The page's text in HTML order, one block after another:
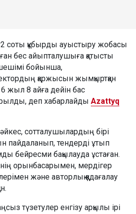
соты құбырды ауыстыру жобасы
бес айыпталушыға қатысты
бойынша,
қаржысын жымқыртқан
жыл 8 айға дейін бас
деп хабарлайды Azattyq
сотталушылардың бірі
пайдаланып, тендерді ұтып
бейресми бақылауда ұстаған.
орынбасарымен, мердігер
және авторлық қадағалау
түзетулер енгізу арқылы ірі